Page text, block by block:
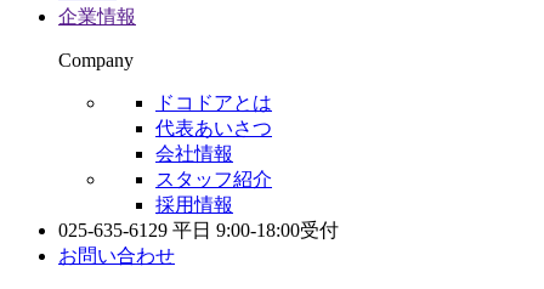
企業情報
Company
ドコドアとは
代表あいさつ
会社情報
スタッフ紹介
採用情報
025-635-6129 平日 9:00-18:00受付
お問い合わせ